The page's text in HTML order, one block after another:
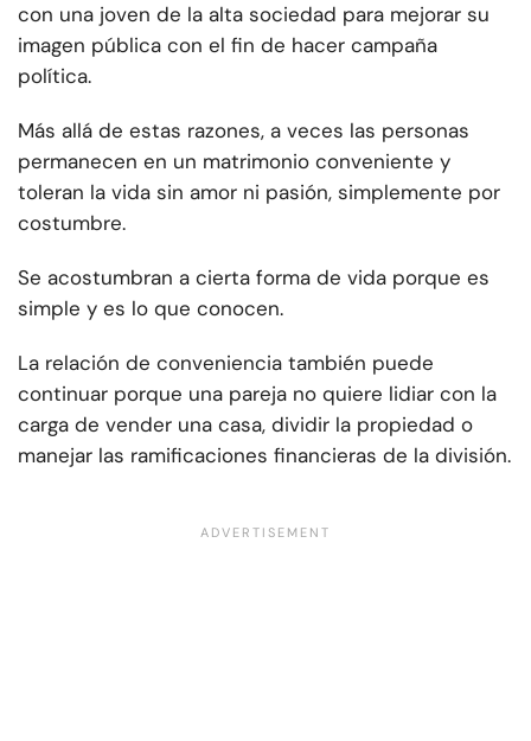
con una joven de la alta sociedad para mejorar su
imagen pública con el fin de hacer campaña
política.
Más allá de estas razones, a veces las personas
permanecen en un matrimonio conveniente y
toleran la vida sin amor ni pasión, simplemente por
costumbre.
Se acostumbran a cierta forma de vida porque es
simple y es lo que conocen.
La relación de conveniencia también puede
continuar porque una pareja no quiere lidiar con la
carga de vender una casa, dividir la propiedad o
manejar las ramificaciones financieras de la división.